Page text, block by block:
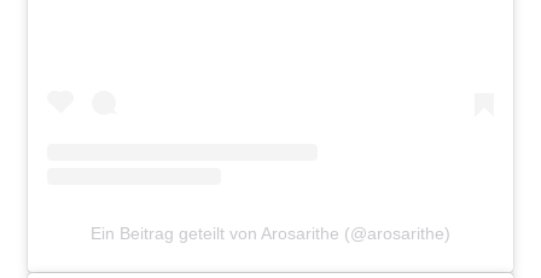
Ein Beitrag geteilt von Arosarithe (@arosarithe)